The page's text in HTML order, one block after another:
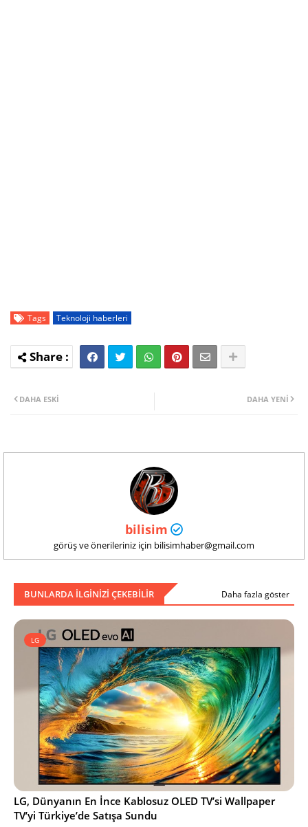
Tags Teknoloji haberleri
DAHA YENI
DAHA ESKI
bilisim
görüş ve önerileriniz için bilisimhaber@gmail.com
BUNLARDA ILGINIZI ÇEKEBILIR Daha fazla göster
LG
LG, Dünyanın En İnce Kablosuz OLED TV’si Wallpaper
TV’yi Türkiye’de Satışa Sundu